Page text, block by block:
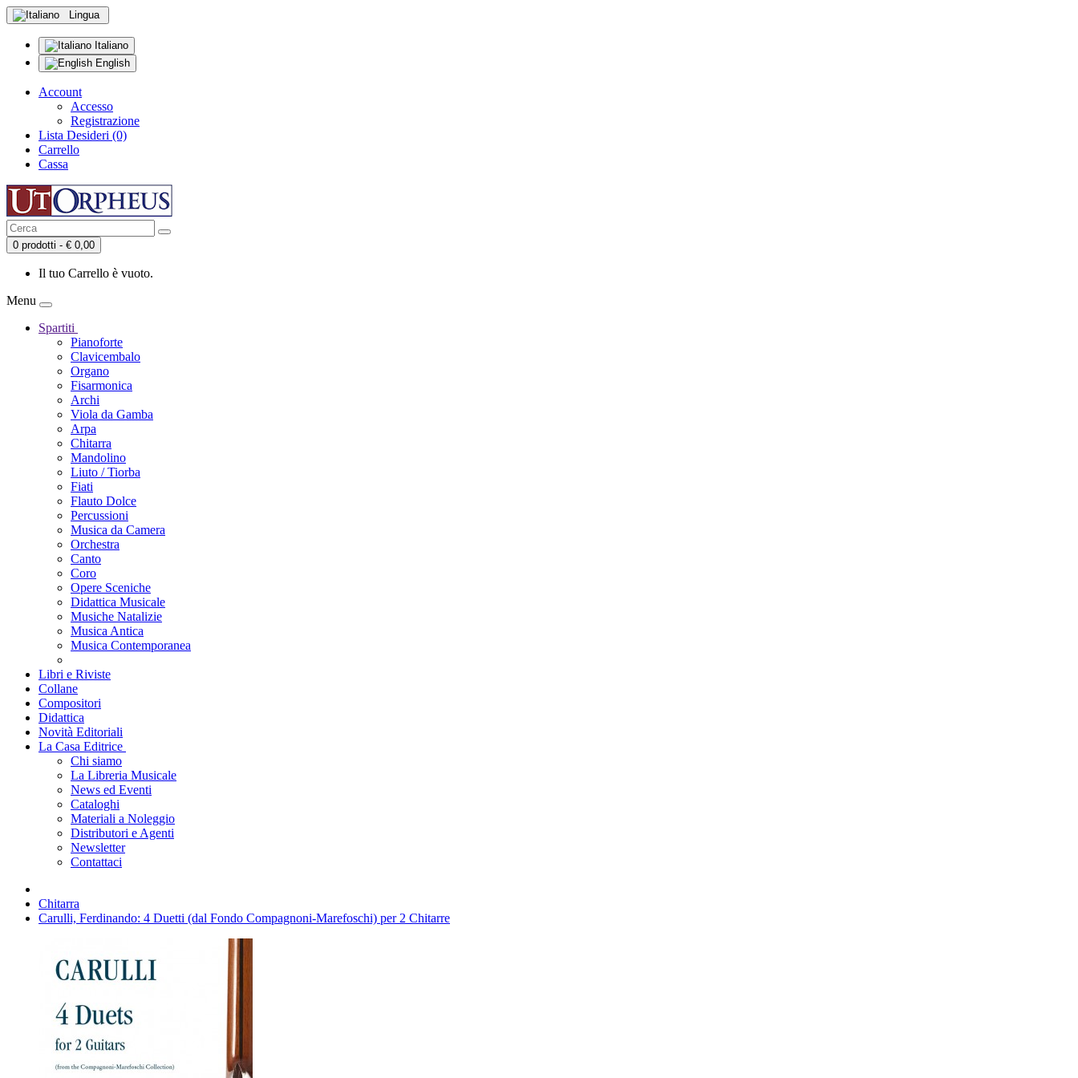
Lingua
Italiano
English
Account
Accesso
Registrazione
Lista Desideri (0)
Carrello
Cassa
0 prodotti - € 0,00
Il tuo Carrello è vuoto.
Menu
Spartiti
Pianoforte
Clavicembalo
Organo
Fisarmonica
Archi
Viola da Gamba
Arpa
Chitarra
Mandolino
Liuto / Tiorba
Fiati
Flauto Dolce
Percussioni
Musica da Camera
Orchestra
Canto
Coro
Opere Sceniche
Didattica Musicale
Musiche Natalizie
Musica Antica
Musica Contemporanea
Libri e Riviste
Collane
Compositori
Didattica
Novità Editoriali
La Casa Editrice
Chi siamo
La Libreria Musicale
News ed Eventi
Cataloghi
Materiali a Noleggio
Distributori e Agenti
Newsletter
Contattaci
Chitarra
Carulli, Ferdinando: 4 Duetti (dal Fondo Compagnoni-Marefoschi) per 2 Chitarre